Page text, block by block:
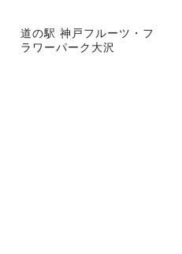
道の駅 神戸フルーツ・フ
ラワーパーク大沢